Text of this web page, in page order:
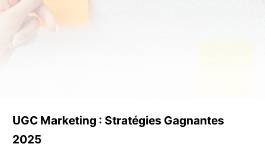
UGC Marketing : Stratégies Gagnantes
2025